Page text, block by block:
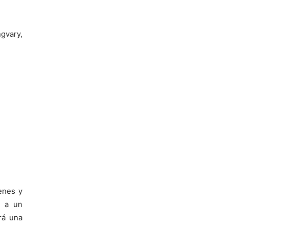
y
a un
una